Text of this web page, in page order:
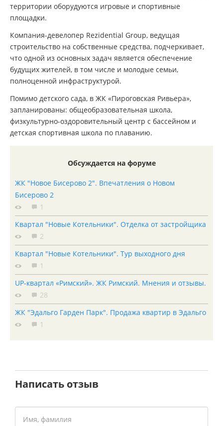
территории оборудуются игровые и спортивные
площадки.
Компания-девелопер Rezidential Group, ведущая
строительство на собственные средства, подчеркивает,
что одной из основных задач является обеспечение
будущих жителей, в том числе и молодые семьи,
полноценной инфраструктурой.
Помимо детского сада, в ЖК «Пироговская Ривьера»,
запланированы: общеобразовательная школа,
физкультурно-оздоровительный центр с бассейном и
детская спортивная школа по плаванию.
Обсуждается на форуме
ЖК "Новое Бисерово 2". Впечатления о Новом
Бисерово 2
1
Квартал "Новые Котельники". Отделка от застройщика
2
Квартал "Новые Котельники". Тур выходного дня
1
UP-квартал «Римский». ЖК Римский. Мнения и отзывы.
28
ЖК "Эдальго Гарден Парк". Продажа квартир в Эдальго
1
Написать отзыв